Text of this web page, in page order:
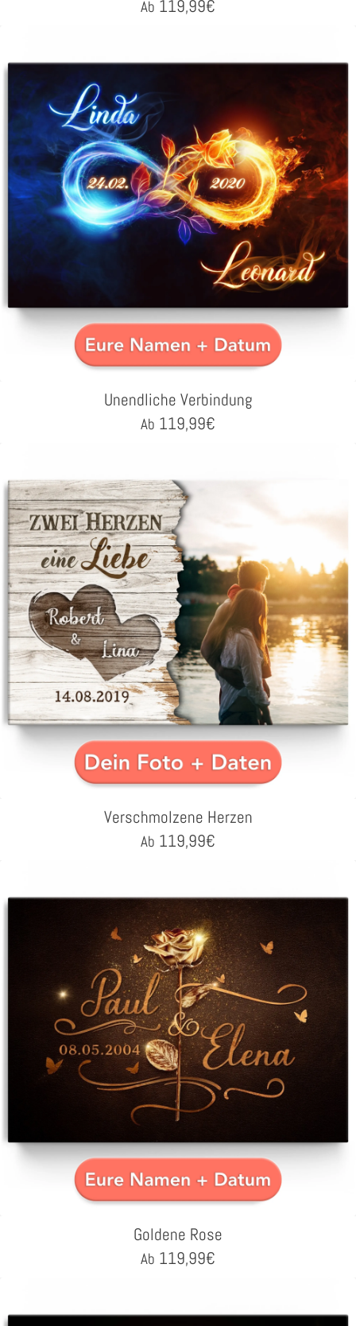
Ab 119,99€
Unendliche Verbindung
Ab 119,99€
Verschmolzene Herzen
Ab 119,99€
Goldene Rose
Ab 119,99€